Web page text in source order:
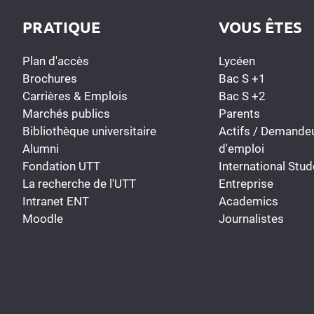
PRATIQUE
Plan d'accès
Brochures
Carrières & Emplois
Marchés publics
Bibliothèque universitaire
Alumni
Fondation UTT
La recherche de l'UTT
Intranet ENT
Moodle
VOUS ÊTES
Lycéen
Bac S +1
Bac S +2
Parents
Actifs /
d'emploi
International
Entreprise
Academics
Journalistes